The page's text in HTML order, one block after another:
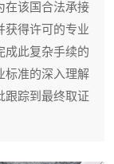
在该国合法承接
获得许可的专业
成此复杂手续的
标准的深入理解
跟踪到最终取证